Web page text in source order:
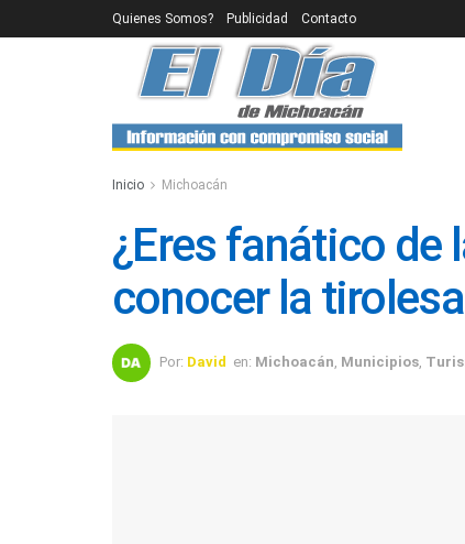
Quienes Somos? Publicidad Contacto
Inicio Michoacán
¿Eres fanático de
conocer la
Por: David en: Michoacán Municipios